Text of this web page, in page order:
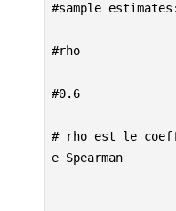
#sample estimates:
#rho
#0.6
# rho est le
e Spearman